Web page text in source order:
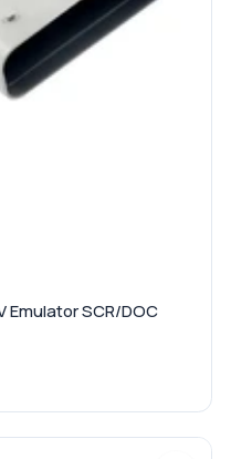
Emulator SCR/DOC